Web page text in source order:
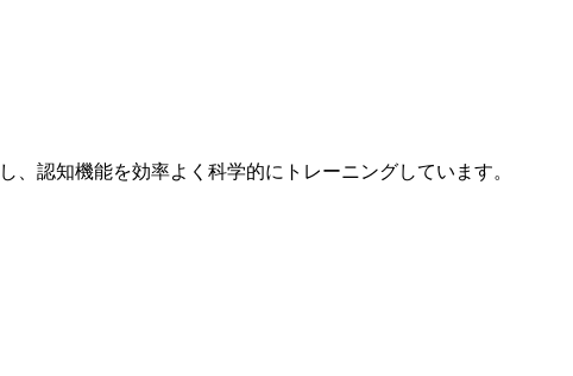
、認知機能を効率よく科学的にトレーニングしています。